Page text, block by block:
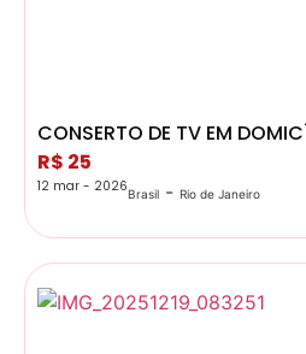
CONSERTO DE TV EM
R$ 25
12 mar - 2026Brasil - Rio de Janeiro